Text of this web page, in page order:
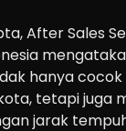
After Sales
hanya
tetapi juga
jarak